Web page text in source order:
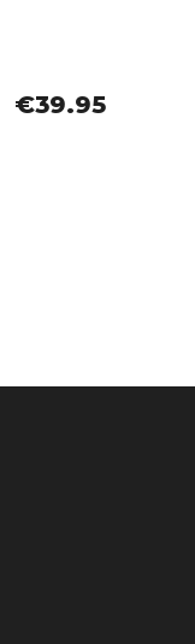
€39.95